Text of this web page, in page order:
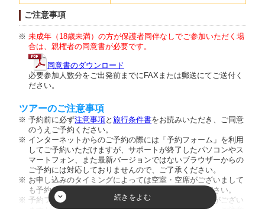
ご注意事項
未成年（18歳未満）の方が保護者同伴なしでご参加いただく場
合は、親権者の同意書が必要です。
同意書のダウンロード
必要参加人数分をご出発前までにFAXまたは郵送にてご送付く
ださい。
ツアーのご注意事項
予約前に必ず注意事項と旅行条件書をお読みいただき、ご同意
のうえご予約ください。
インターネットからのご予約の際には「予約フォーム」を利用
してご予約いただけますが、サポートが終了したパソコンやス
マートフォン、また最新バージョンではないブラウザーからの
ご予約には対応しておりませんので、ご了承ください。
お申し込みのタイミングによっては空室・空席がございまして
も予約が成立しない場合がございますのでご了承ください。
予約フォーム内の人数欄に幼児のお客様の人数入力枠がござい
ますが、ご入力頂きましてもご人数に反映致しません。ご注意